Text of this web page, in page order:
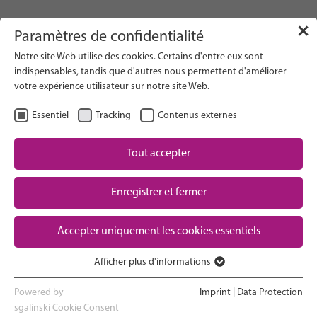
info(at)gfcni.org
Sélectionner la langue
Downloads
Search on Website
Research
Advocacy & Policy
Maternal & Newborn Health
Network
✕
Paramètres de confidentialité
Notre site Web utilise des cookies. Certains d'entre eux sont
indispensables, tandis que d'autres nous permettent d'améliorer
votre expérience utilisateur sur notre site Web.
Essentiel Tracking Contenus externes
Tout accepter
Enregistrer et fermer
Accepter uniquement les cookies essentiels
Les cookies essentiels sont nécessaires au bon fonctionnement
du site web. Ils garantissent le bon fonctionnement du site web.
Afficher plus d'informations
Powered by
sgalinski Cookie Consent
Imprint Data Protection